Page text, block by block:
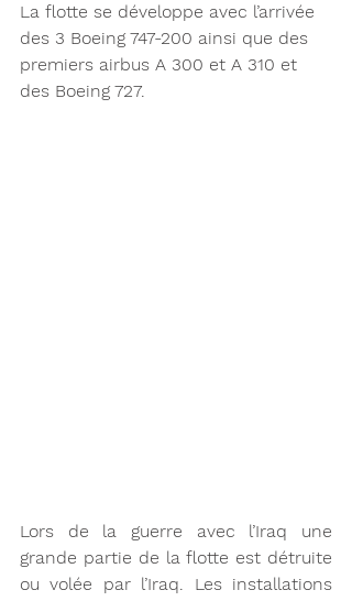
La flotte se développe avec l’arrivée
des 3 Boeing 747-200 ainsi que des
premiers airbus A 300 et A 310 et
des Boeing 727.
Lors de la guerre avec l’Iraq une
grande partie de la flotte est détruite
ou volée par l’Iraq. Les installations